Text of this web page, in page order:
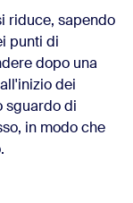
riduce, sapendo
punti di
dopo una
dei
sguardo di
in modo che